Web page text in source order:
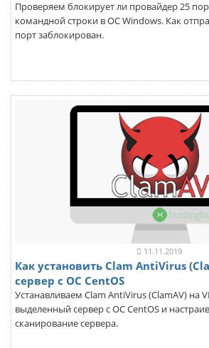
Проверяем блокирует ли провайдер 25
командной строки в ОС Windows. Как
порт заблокирован.
11.11.2019
Как установить Clam AntiVirus
сервер с ОС CentOS
Устанавливаем Clam AntiVirus (ClamAV) на
выделенный сервер с ОС CentOS и
сканирование сервера.